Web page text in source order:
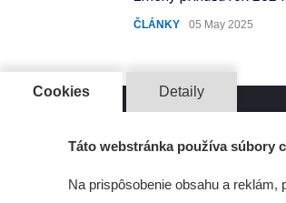
ČLÁNKY 05 May 2025
O.Z. PODPORA
Cookies Detaily
Táto webstránka používa súbory
Na prispôsobenie obsahu a